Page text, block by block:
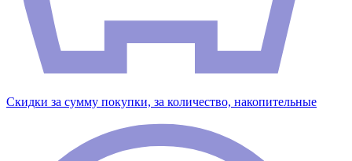
Скидки за сумму покупки, за количество, накопительные